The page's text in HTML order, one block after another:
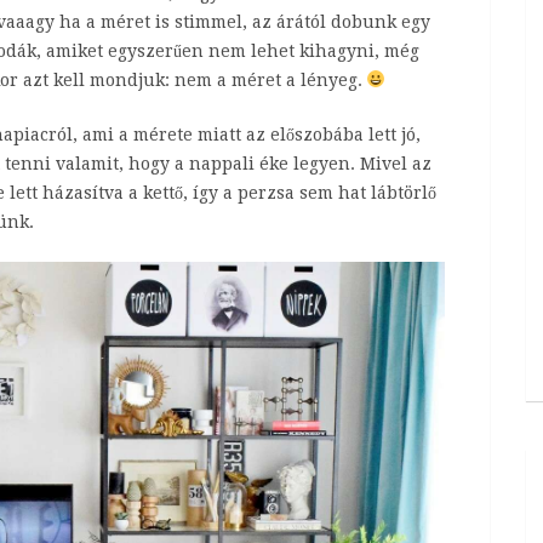
ha a méret is stimmel, az árától dobunk egy
amiket egyszerűen nem lehet kihagyni, még
azt kell mondjuk: nem a méret a lényeg.
ami a mérete miatt az előszobába lett jó,
valamit, hogy a nappali éke legyen. Mivel az
lett házasítva a kettő, így a perzsa sem hat lábtörlő